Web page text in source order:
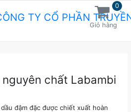
0
Giỏ hàng
chất Labambi
đậm đặc được chiết xuất hoàn